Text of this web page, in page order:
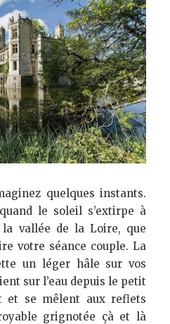
quelques instants.
le soleil s’extirpe à
vallée de la Loire, que
votre séance couple. La
un léger hâle sur vos
sur l’eau depuis le petit
et se mêlent aux reflets
grignotée çà et là